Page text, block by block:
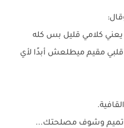
يعني كلامي قليل بس كله
مقيم ميطلعش أبدًا لأي
تميم وشوف مصلحتك...